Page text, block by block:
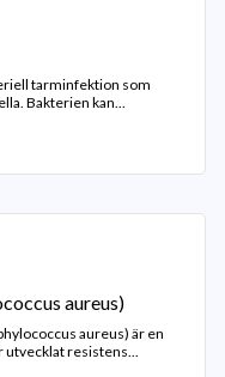
tarminfektion som
Bakterien kan...
aureus)
aureus) är en
utvecklat resistens...